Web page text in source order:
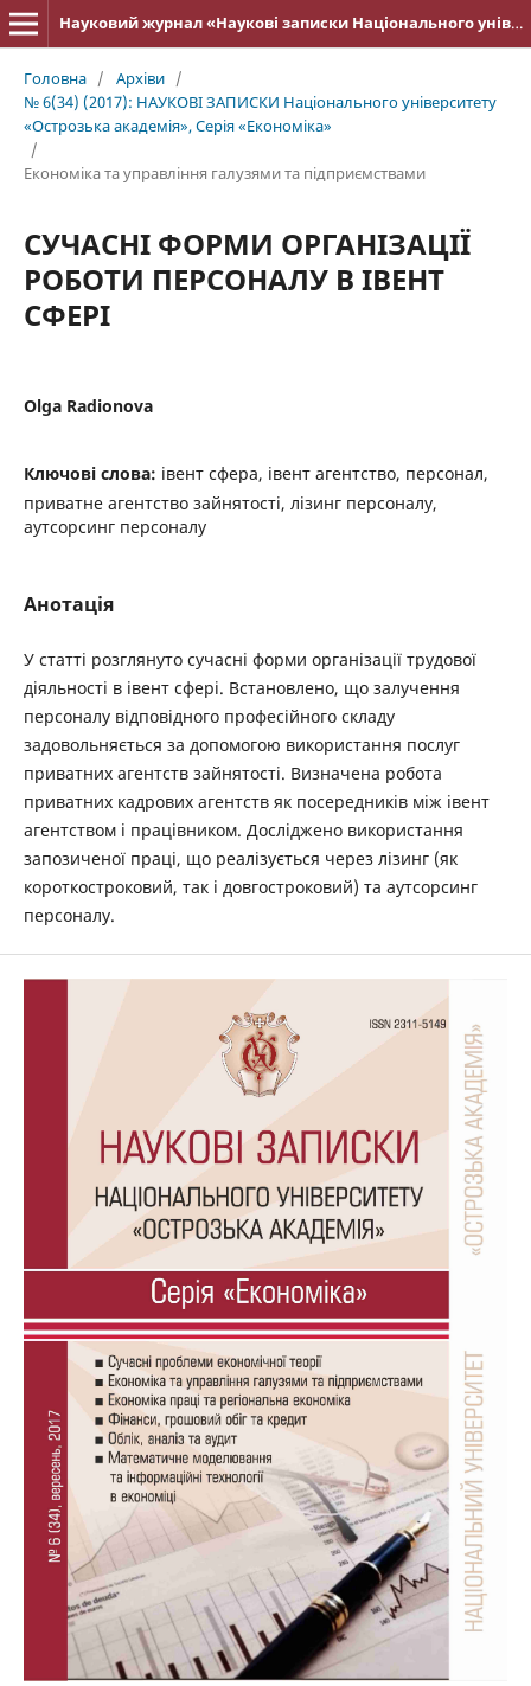
Науковий журнал «Наукові записки Національного університету «Острозька академія»: серія «Економіка»
Головна / Архіви /
№ 6(34) (2017): НАУКОВІ ЗАПИСКИ Національного університету
«Острозька акаде­мія», Серія «Економіка»
/
Економіка та управління галузями та підприємствами
СУЧАСНІ ФОРМИ ОРГАНІЗАЦІЇ
РОБОТИ ПЕРСОНАЛУ В ІВЕНТ
СФЕРІ
Olga Radionova
Ключові слова: івент сфера, івент агентство, персонал,
приватне агентство зайнятості, лізинг персоналу,
аутсорсинг персоналу
Анотація
У статті розглянуто сучасні форми організації трудової
діяльності в івент сфері. Встановлено, що залучення
персоналу відповідного професійного складу
задовольняється за допомогою використання послуг
приватних агентств зайнятості. Визначена робота
приватних кадрових агентств як посередників між івент
агентством і працівником. Досліджено використання
запозиченої праці, що реалізується через лізинг (як
короткостроковий, так і довгостроковий) та аутсорсинг
персоналу.